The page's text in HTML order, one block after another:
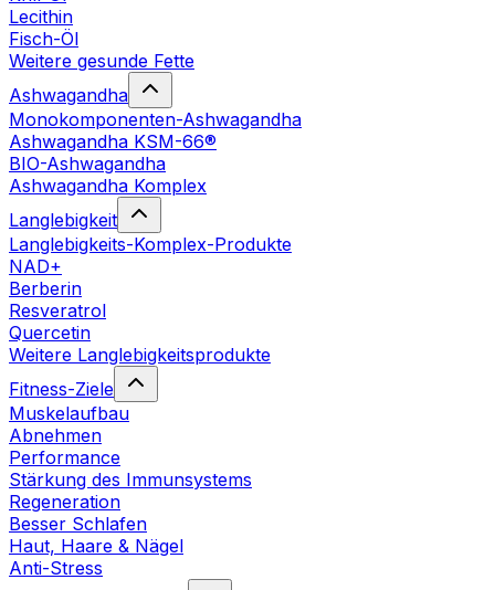
Lecithin
Fisch-Öl
Weitere gesunde Fette
Ashwagandha
Monokomponenten-Ashwagandha
Ashwagandha KSM-66®
BIO-Ashwagandha
Ashwagandha Komplex
Langlebigkeit
Langlebigkeits-Komplex-Produkte
NAD+
Berberin
Resveratrol
Quercetin
Weitere Langlebigkeitsprodukte
Fitness-Ziele
Muskelaufbau
Abnehmen
Performance
Stärkung des Immunsystems
Regeneration
Besser Schlafen
Haut, Haare & Nägel
Anti-Stress